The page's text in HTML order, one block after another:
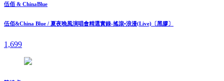
伍佰 & ChinaBlue
伍佰&China Blue / 夏夜晚風演唱會精選實錄-搖滾•浪漫(Live)〔黑膠〕
1,699